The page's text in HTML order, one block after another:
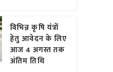
विभिन्न कृषि यंत्रों
हेतु आवेदन के लिए
आज 4 अगस्त तक
अंतिम तिथि